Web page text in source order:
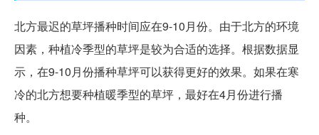
北方最迟的草坪播种时间应在9-10月份。由于北方的环境
因素，种植冷季型的草坪是较为合适的选择。根据数据显
示，在9-10月份播种草坪可以获得更好的效果。如果在寒
冷的北方想要种植暖季型的草坪，最好在4月份进行播
种。